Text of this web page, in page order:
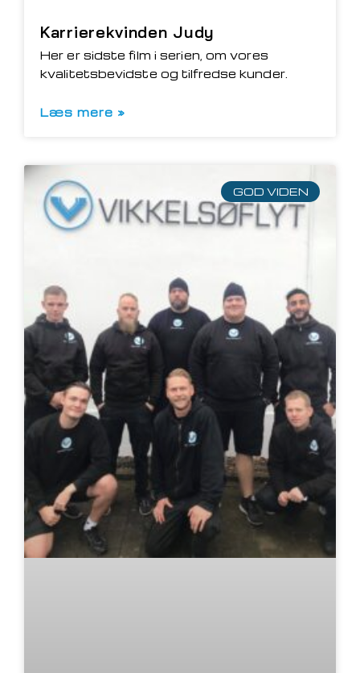
Karrierekvinden Judy
Her er sidste film i serien, om vores
kvalitetsbevidste og tilfredse kunder.
Læs mere »
GOD VIDEN